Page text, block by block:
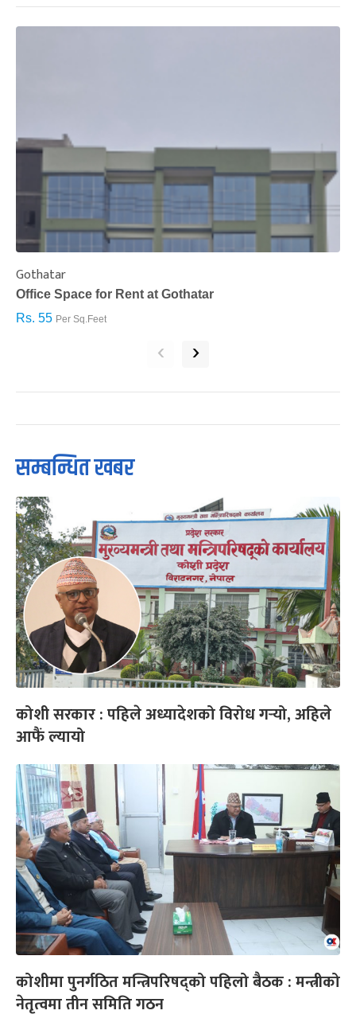
Gothatar
Office Space for Rent at Gothatar
Rs. 55 Per Sq.Feet
‹ ›
सम्बन्धित खबर
कोशी सरकार : पहिले अध्यादेशको विरोध गर्‍यो, अहिले
आफैं ल्यायो
कोशीमा पुनर्गठित मन्त्रिपरिषद्को पहिलो बैठक : मन्त्रीको
नेतृत्वमा तीन समिति गठन